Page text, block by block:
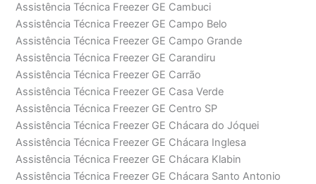
Assistência Técnica Freezer GE Cambuci
Assistência Técnica Freezer GE Campo Belo
Assistência Técnica Freezer GE Campo Grande
Assistência Técnica Freezer GE Carandiru
Assistência Técnica Freezer GE Carrão
Assistência Técnica Freezer GE Casa Verde
Assistência Técnica Freezer GE Centro SP
Assistência Técnica Freezer GE Chácara do Jóquei
Assistência Técnica Freezer GE Chácara Inglesa
Assistência Técnica Freezer GE Chácara Klabin
Assistência Técnica Freezer GE Chácara Santo Antonio